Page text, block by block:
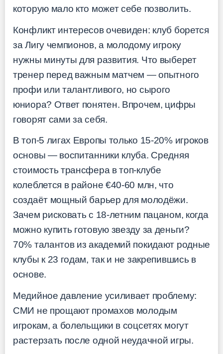
которую мало кто может себе позволить.
Конфликт интересов очевиден: клуб борется
за Лигу чемпионов, а молодому игроку
нужны минуты для развития. Что выберет
тренер перед важным матчем — опытного
профи или талантливого, но сырого
юниора? Ответ понятен. Впрочем, цифры
говорят сами за себя.
В топ-5 лигах Европы только 15-20% игроков
основы — воспитанники клуба. Средняя
стоимость трансфера в топ-клубе
колеблется в районе €40-60 млн, что
создаёт мощный барьер для молодёжи.
Зачем рисковать с 18-летним пацаном, когда
можно купить готовую звезду за деньги?
70% талантов из академий покидают родные
клубы к 23 годам, так и не закрепившись в
основе.
Медийное давление усиливает проблему:
СМИ не прощают промахов молодым
игрокам, а болельщики в соцсетях могут
растерзать после одной неудачной игры.